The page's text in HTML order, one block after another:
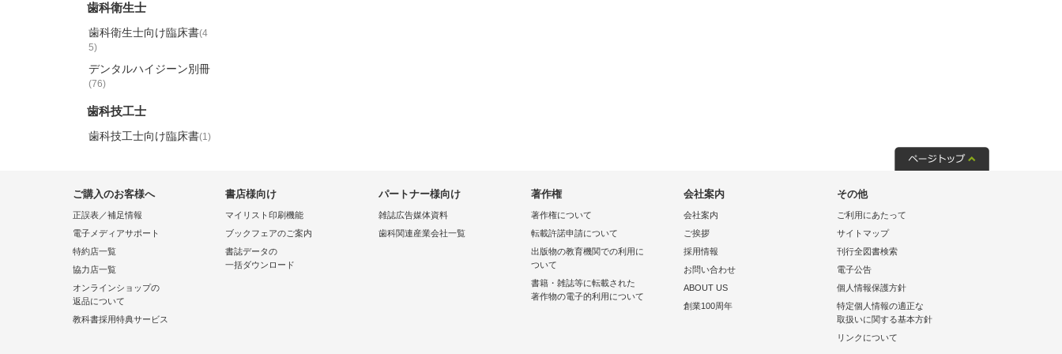
歯科衛生士
歯科衛生士向け臨床書(4
5)
デンタルハイジーン別冊
(76)
歯科技工士
歯科技工士向け臨床書(1)
ご購入のお客様へ
正誤表／補足情報
電子メディアサポート
特約店一覧
協力店一覧
オンラインショップの
返品について
教科書採用特典サービス
書店様向け
マイリスト印刷機能
ブックフェアのご案内
書誌データの
一括ダウンロード
パートナー様向け
雑誌広告媒体資料
歯科関連産業会社一覧
著作権
著作権について
転載許諾申請について
出版物の教育機関での利用に
ついて
書籍・雑誌等に転載された
著作物の電子的利用について
会社案内
会社案内
ご挨拶
採用情報
お問い合わせ
ABOUT US
創業100周年
その他
ご利用にあたって
サイトマップ
刊行全図書検索
電子公告
個人情報保護方針
特定個人情報の適正な
取扱いに関する基本方針
リンクについて